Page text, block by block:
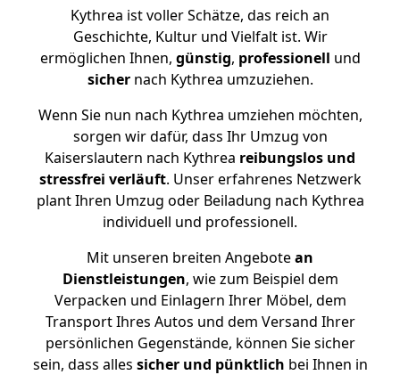
Kythrea ist voller Schätze, das reich an
Geschichte, Kultur und Vielfalt ist. Wir
ermöglichen Ihnen, günstig, professionell und
sichernach Kythrea umzuziehen.
Wenn Sie nun nach Kythrea umziehen möchten,
sorgen wir dafür, dass Ihr Umzug von
Kaiserslautern nach Kythrea reibungslos und
stressfrei verläuft. Unser erfahrenes Netzwerk
plant Ihren Umzug oder Beiladung nach Kythrea
individuell und professionell.
Mit unseren breiten Angebotean
Dienstleistungen, wie zum Beispiel dem
Verpacken und Einlagern Ihrer Möbel, dem
Transport Ihres Autos und dem Versand Ihrer
persönlichen Gegenstände, können Sie sicher
sein, dass alles sicher und pünktlich bei Ihnen in